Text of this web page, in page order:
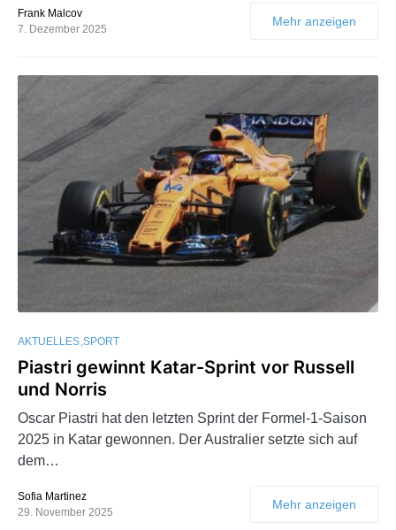
Frank Malcov
7. Dezember 2025
Mehr anzeigen
AKTUELLES SPORT
Piastri gewinnt Katar-Sprint vor Russell
und Norris
Oscar Piastri hat den letzten Sprint der Formel-1-Saison
2025 in Katar gewonnen. Der Australier setzte sich auf
dem…
Sofia Martinez
29. November 2025
Mehr anzeigen